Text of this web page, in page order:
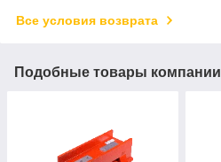
Все условия возврата
Подобные товары компании